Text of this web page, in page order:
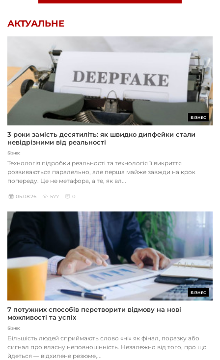
АКТУАЛЬНЕ
БІЗНЕС
3 роки замість десятиліть: як швидко дипфейки стали
невідрізними від реальності
Бізнес
Технологія підробки реальності та технологія її викриття
розвиваються паралельно, але перша майже завжди на крок
попереду. Це не метафора, а те, як вл...
05.08.26 577 0
БІЗНЕС
7 потужних способів перетворити відмову на нові
можливості та успіх
Бізнес
Більшість людей сприймають слово «ні» як фінал, поразку або
сигнал про власну неповноцінність. Незалежно від того, про що
йдеться — відхилене резюме,...